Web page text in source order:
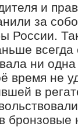
и
за
России.
ни
время не
в
бронзовые